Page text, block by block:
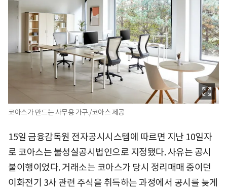
코아스가 만드는 사무용 가구./코아스 제공
15일 금융감독원 전자공시시스템에 따르면 지난 10일자
로 코아스는 불성실공시법인으로 지정됐다. 사유는 공시
불이행이었다. 거래소는 코아스가 당시 정리매매 중이던
이화전기 3사 관련 주식을 취득하는 과정에서 공시를 늦게